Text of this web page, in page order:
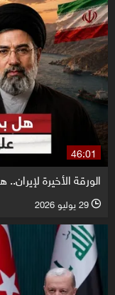
46:01
الورقة الأخيرة
l 29 يوليو 2026